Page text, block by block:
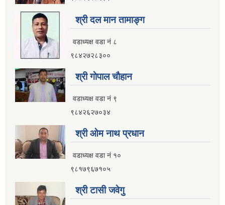
श्री दल मान तामाङ्ग
वडाध्यक्ष वडा नं ८
९८४२७२८३००
श्री गाेपाल चाैहान
वडाध्यक्ष वडा नं ९
९८४२६२७०३४
श्री ओम नाथ प्रधान
वडाध्यक्ष वडा नं १०
९८१७९६७१०५
श्री टासी जवेगु